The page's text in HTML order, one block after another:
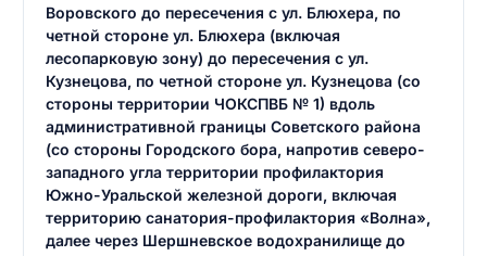
Воровского до пересечения с ул. Блюхера, по
четной стороне ул. Блюхера (включая
лесопарковую зону) до пересечения с ул.
Кузнецова, по четной стороне ул. Кузнецова (со
стороны территории ЧОКСПВБ № 1) вдоль
административной границы Советского района
(со стороны Городского бора, напротив северо-
западного угла территории профилактория
Южно-Уральской железной дороги, включая
территорию санатория-профилактория «Волна»,
далее через Шершневское водохранилище до